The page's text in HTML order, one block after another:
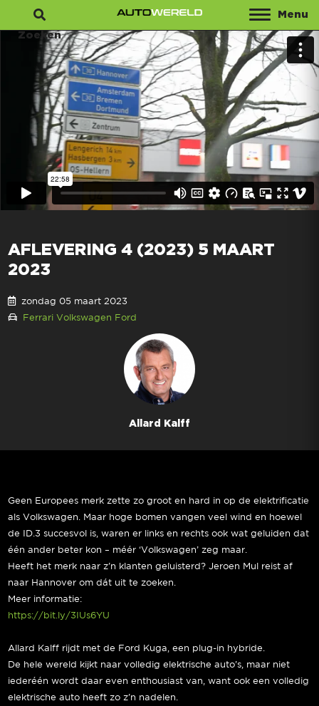
Menu
Zoeken
AFLEVERING 4 (2023) 5 MAART
2023
zondag 05 maart 2023
Ferrari Volkswagen Ford
Allard Kalff
Geen Europees merk zette zo groot en hard in op de elektrificatie
als Volkswagen. Maar hoge bomen vangen veel wind en hoewel
de ID.3 succesvol is, waren er links en rechts ook wat geluiden dat
één ander beter kon – méér ‘Volkswagen’ zeg maar.
Heeft het merk naar z’n klanten geluisterd? Jeroen Mul reist af
naar Hannover om dát uit te zoeken.
Meer informatie:
https://bit.ly/3IUs6YU
Allard Kalff rijdt met de Ford Kuga, een plug-in hybride.
De hele wereld kijkt naar volledig elektrische auto’s, maar niet
iederéén wordt daar even enthousiast van, want ook een volledig
elektrische auto heeft zo z’n nadelen.